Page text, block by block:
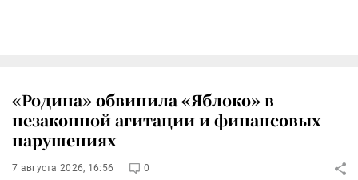
«Родина» обвинила «Яблоко» в
незаконной агитации и финансовых
нарушениях
7 августа 2026, 16:56 0